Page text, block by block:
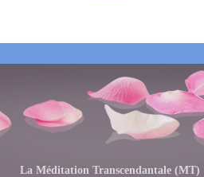
La Méditation Transcendantale (MT)